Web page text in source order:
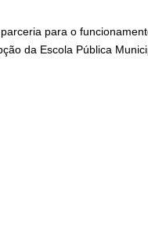
para o
da Escola Pública